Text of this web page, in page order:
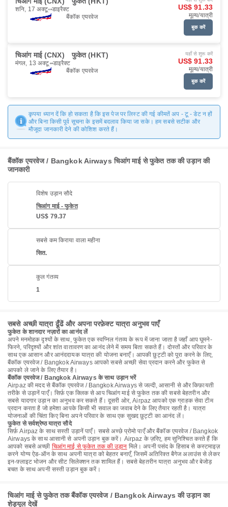
शनि, 17 अक्टू॰ डाइरैक्ट
बैंकॉक एयरवेज
US$ 91.33
मूल्य/यात्री
बुक करें
चिआंग माई (CNX) फुकेत (HKT)
मंगल, 13 अक्टू॰ डाइरैक्ट
बैंकॉक एयरवेज
यहाँ से शुरू करें
US$ 91.33
मूल्य/यात्री
बुक करें
कृपया ध्यान दें कि हो सकता है कि इस पेज पर लिस्ट की गई कीमतें अप - टू - डेट न हों
और बिना किसी पूर्व सूचना के इसमें बदलाव किया जा सके। हम सबसे सटीक और
मौजूदा जानकारी देने की कोशिश करते हैं।
बैंकॉक एयरवेज / Bangkok Airways चिआंग माई से फुकेत तक की उड़ान की
जानकारी
विशेष उड़ान सौदे
चिआंग माई - फुकेत
US$ 79.37
सबसे कम किराया वाला महीना
सित.
कुल गंतव्य
1
सबसे अच्छी यात्रा ढूँढें और अपना परफ़ेक्ट यात्रा अनुभव पाएँ
फुकेत के शानदार नज़ारों का आनंद लें
अपने मनमोहक दृश्यों के साथ, फुकेत एक स्वप्निल गंतव्य के रूप में जाना जाता है जहाँ आप घूमने-
फिरने, परिदृश्यों और शांत वातावरण का आनंद लेने में समय बिता सकते हैं। दोस्तों और परिवार के
साथ एक आसान और आनंददायक यात्रा की योजना बनाएँ। आपकी छुट्टी को पूरा करने के लिए,
बैंकॉक एयरवेज / Bangkok Airways आपको सबसे अच्छी सेवा प्रदान करने और फुकेत से
आपको ले जाने के लिए तैयार है।
बैंकॉक एयरवेज / Bangkok Airways के साथ उड़ान भरें
Airpaz की मदद से बैंकॉक एयरवेज / Bangkok Airways से जल्दी, आसानी से और किफ़ायती
तरीके से उड़ानें पाएँ। सिर्फ़ एक क्लिक से आप चिआंग माई से फुकेत तक की सबसे बेहतरीन और
सबसे यादगार उड़ान का अनुभव कर सकते हैं। दूसरी ओर, Airpaz आपको एक ग्राहक सेवा टीम
प्रदान करता है जो हमेशा आपके किसी भी सवाल का जवाब देने के लिए तैयार रहती है। यात्रा
योजनाओं की चिंता किए बिना अपने परिवार के साथ एक सुखद छुट्टी का आनंद लें।
फुकेत से सर्वश्रेष्ठ यात्रा सौदे
सिर्फ़ Airpaz के साथ सस्ती उड़ानें पाएँ। सबसे अच्छे प्रोमो पाएँ और बैंकॉक एयरवेज / Bangkok
Airways के साथ आसानी से अपनी उड़ान बुक करें। Airpaz के ज़रिए, हम सुनिश्चित करते हैं कि
आपको सबसे अच्छी चिआंग माई से फुकेत तक की उड़ान मिले। अपनी पसंद के हिसाब से कस्टमाइज़
करने योग्य ऐड-ऑन के साथ अपनी यात्रा को बेहतर बनाएँ, जिसमें अतिरिक्त बैगेज अलाउंस से लेकर
इन-फ़्लाइट भोजन और सीट सिलेक्शन तक शामिल हैं। सबसे बेहतरीन यात्रा अनुभव और बेजोड़
बचत के साथ अपनी सस्ती उड़ान बुक करें।
चिआंग माई से फुकेत तक बैंकॉक एयरवेज / Bangkok Airways की उड़ान का
शेड्यूल देखें